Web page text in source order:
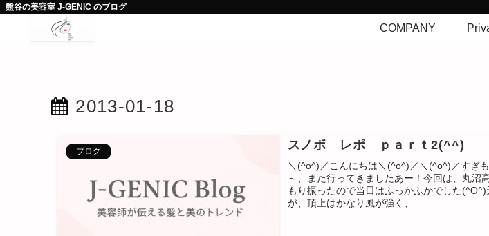
熊谷の美容室 J-GENIC のブログ
COMPANY
2013-01-18
ブログ スノボ レポ ｐａｒｔ2(^^)
＼(^o^)／こんにちは＼(^o^)／＼(^o^)／すぎ
～、また行ってきましたあー！今回は、丸沼
もり振ったので当日はふっかふかでした
が、頂上はかなり風が強く、...